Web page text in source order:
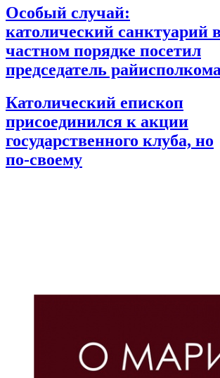
Особый случай:
католический санктуарий
частном порядке посетил
председатель райисполкома
Католический епископ
присоединился к акции
государственного клуба, но
по-своему